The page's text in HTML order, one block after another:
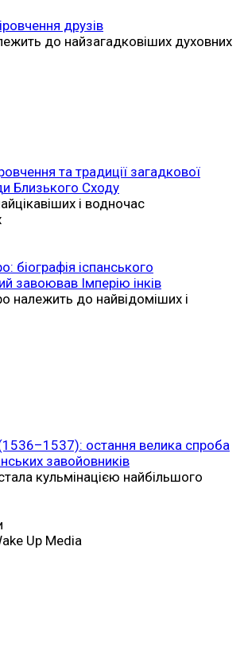
друзів
до найзагадковіших духовних
та традиції загадкової
Близького Сходу
і водночас
біографія іспанського
завоював Імперію інків
належить до найвідоміших і
остання велика спроба
завойовників
кульмінацією найбільшого
Up Media